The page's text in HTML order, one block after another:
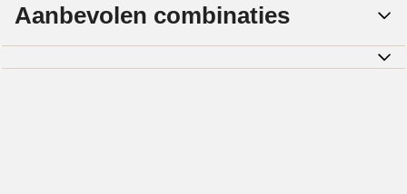
Aanbevolen combinaties